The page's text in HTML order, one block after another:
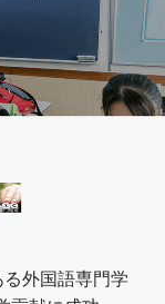
外国語専門学